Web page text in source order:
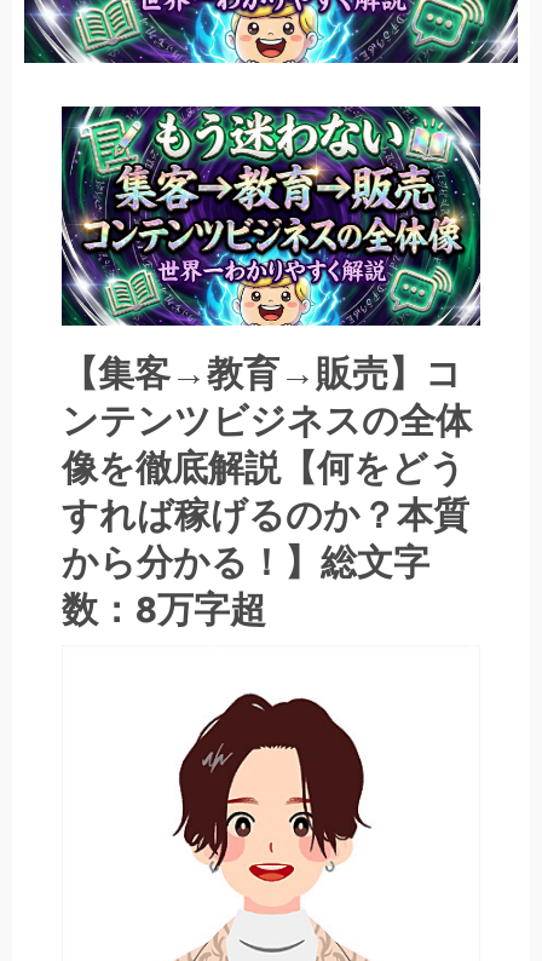
【集客→教育→販売】コ
ンテンツビジネスの全体
像を徹底解説【何をどう
すれば稼げるのか？本質
から分かる！】総文字
数：8万字超